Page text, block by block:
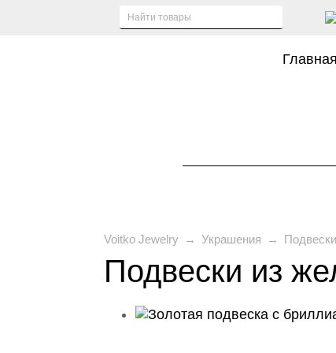
Главная
Voitko Jewelry → Украшения → Подвески
Подвески из